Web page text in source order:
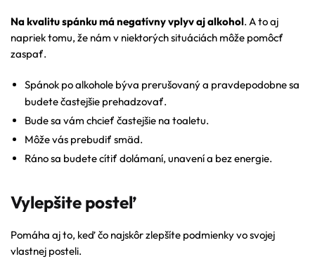
Na kvalitu spánku má negatívny vplyv aj alkohol. A to aj
napriek tomu, že nám v niektorých situáciách môže pomôcť
zaspať.
Spánok po alkohole býva prerušovaný a pravdepodobne sa
budete častejšie prehadzovať.
Bude sa vám chcieť častejšie na toaletu.
Môže vás prebudiť smäd.
Ráno sa budete cítiť dolámaní, unavení a bez energie.
Vylepšite posteľ
Pomáha aj to, keď čo najskôr zlepšíte podmienky vo svojej
vlastnej posteli.